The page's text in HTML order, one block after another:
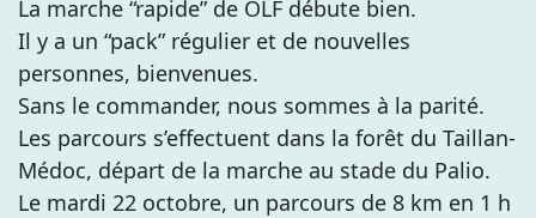
La marche “rapide” de OLF débute bien.
Il y a un “pack” régulier et de nouvelles
personnes, bienvenues.
Sans le commander, nous sommes à la parité.
Les parcours s’effectuent dans la forêt du Taillan-
Médoc, départ de la marche au stade du Palio.
Le mardi 22 octobre, un parcours de 8 km en 1 h